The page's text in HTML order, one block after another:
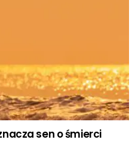
sen o śmierci